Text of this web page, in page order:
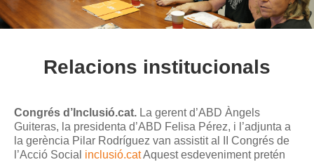
Relacions institucionals
Congrés d’Inclusió.cat. La gerent d’ABD Àngels
Guiteras, la presidenta d’ABD Felisa Pérez, i l’adjunta a
la gerència Pilar Rodríguez van assistit al II Congrés de
l’Acció Social inclusió.catAquest esdeveniment pretén